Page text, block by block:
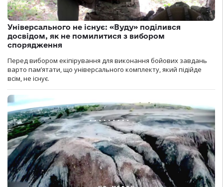
Універсального не існує: «Вуду» поділився
досвідом, як не помилитися з вибором
спорядження
Перед вибором екіпірування для виконання бойових завдань
варто пам’ятати, що універсального комплекту, який підійде
всім, не існує.